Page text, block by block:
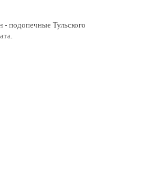
подопечные Тульского